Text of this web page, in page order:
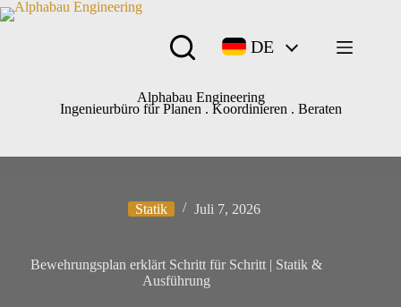
Alphabau Engineering
Ingenieurbüro für Planen . Koordinieren . Beraten
DE
Statik Juli 7, 2026
Bewehrungsplan erklärt Schritt für Schritt | Statik &
Ausführung